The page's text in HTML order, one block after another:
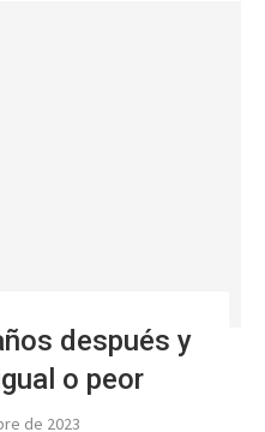
después y
o peor
de 2023